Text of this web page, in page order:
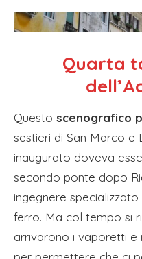
Quarta
Questo scenografico
sestieri di San Marco e
inaugurato doveva
secondo ponte dopo
ingegnere
ferro. Ma col tempo si
arrivarono i vaporetti